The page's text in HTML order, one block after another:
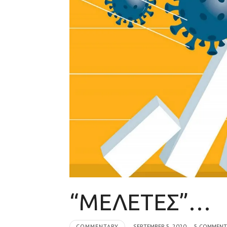
“ΜΕΛΕΤΕΣ”…